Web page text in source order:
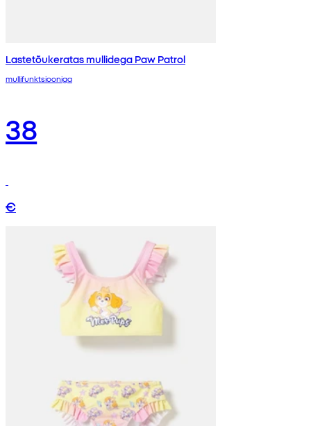
Lastetõukeratas mullidega Paw Patrol
mullifunktsiooniga
38
€